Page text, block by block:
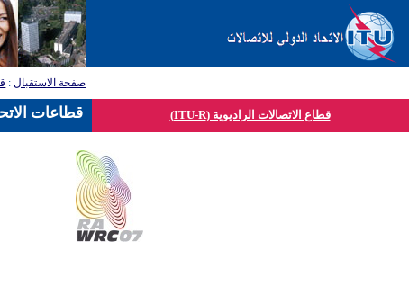
صفحة الاستقبال:
قطاع الاتصالات الراديوية (ITU-R) قطاعات